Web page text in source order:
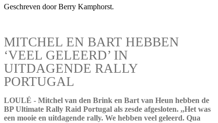
Geschreven door Berry Kamphorst.
MITCHEL EN BART HEBBEN
‘VEEL GELEERD’ IN
UITDAGENDE RALLY
PORTUGAL
LOULÉ - Mitchel van den Brink en Bart van Heun hebben de
BP Ultimate Rally Raid Portugal als zesde afgesloten. ,,Het was
een mooie en uitdagende rally. We hebben veel geleerd. Qua